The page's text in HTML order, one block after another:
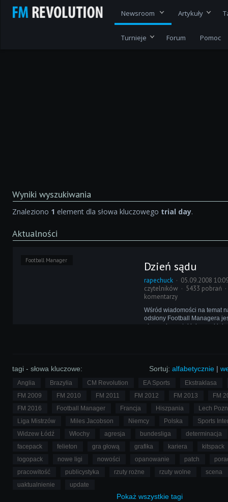
Newsroom Artykuły
Turnieje Forum Pomoc
Wyniki wyszukiwania
Znaleziono 1 element dla słowa kluczowego trial day.
Aktualności
Football Manager Dzień sądu
rapechuck
05.09.2008
czytelników
5433 pobrań
komentarzy
Wśród wiadomości na temat
odsłony Football Managera
nie przykuwa takiej uwagi jak
Sortuj: alfabetycznie |
tagi - słowa kluczowe:
Anglia Brazylia CM Revolution EA Sports
Ekstraklasa
FM 2009
FM 2010 FM 2011 FM 2012 FM 2013
FM
FM 2016
Football Manager Francja Hiszpania
Lech
Liga Mistrzów
Miles Jacobson Niemcy Polska
Sports
Widzew Łódź
Włochy agresja bundesliga
determinacja
facepack
felieton gra głową grafika kariera
kitspack
logopack
nowe ligi nowości opanowanie patch
pracowitość
publicystyka rzuty rożne rzuty wolne
scena
uaktualnienie
update
Pokaż wszystkie tagi